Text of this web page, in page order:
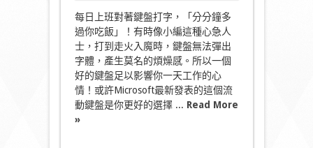
每日上班對著鍵盤打字，「分分鐘多
過你吃飯」！有時像小編這種心急人
士，打到走火入魔時，鍵盤無法彈出
字體，產生莫名的煩燥感。所以一個
好的鍵盤足以影響你一天工作的心
情！或許Microsoft最新發表的這個流
動鍵盤是你更好的選擇 ... Read More
»